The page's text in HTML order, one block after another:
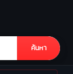
ค้นหา